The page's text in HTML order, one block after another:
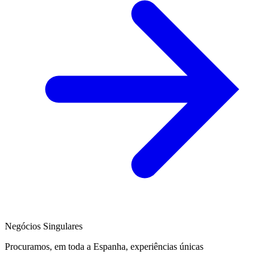
Negócios Singulares
Procuramos, em toda a Espanha, experiências únicas